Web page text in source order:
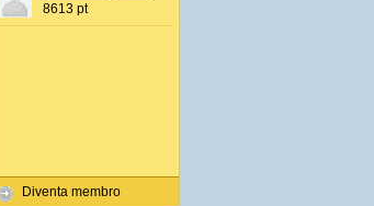
8613 pt
Diventa membro